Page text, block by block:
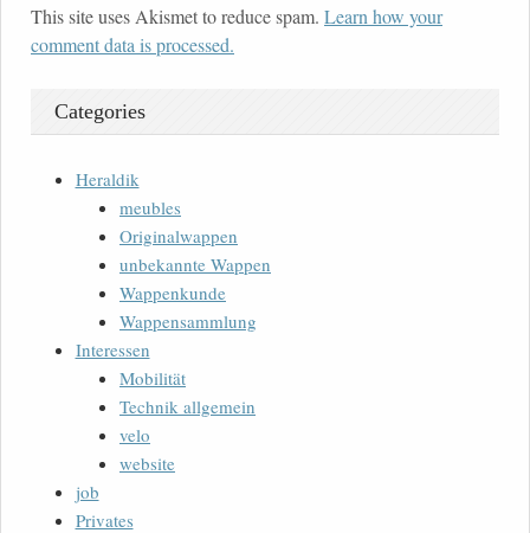
This site uses Akismet to reduce spam. Learn how your
comment data is processed.
Categories
Heraldik
meubles
Originalwappen
unbekannte Wappen
Wappenkunde
Wappensammlung
Interessen
Mobilität
Technik allgemein
velo
website
job
Privates